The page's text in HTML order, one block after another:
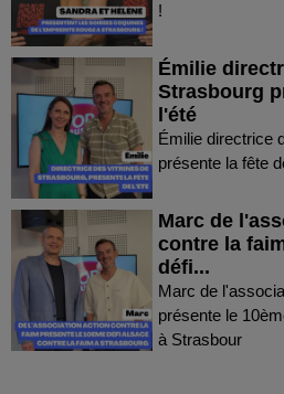
!
Émilie
Strasbourg
l'été
Émilie directrice
présente la fête
Marc de
contre la
défi...
Marc de
présente le
à Strasbour